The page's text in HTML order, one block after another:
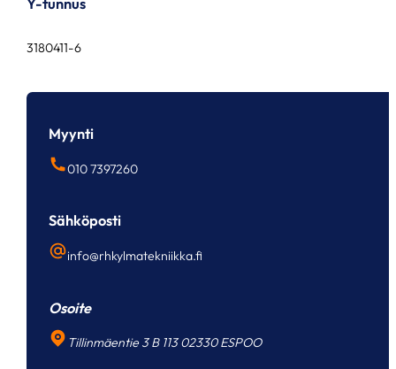
3180411-6
Myynti
010 7397260
Sähköposti
info@rhkylmatekniikka.fi
Osoite
Tillinmäentie 3 B 113 02330 ESPOO